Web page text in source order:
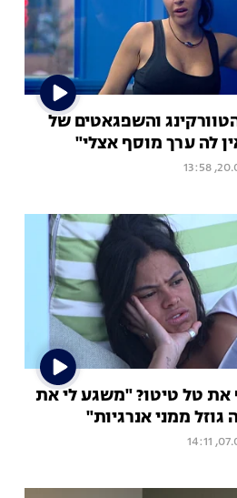
והשפגאטים של
לה ערך מוסף אצלי"
20.05,
את טל טיטו? "משגע לי את
גוזל ממני אנרגיות"
07.05,